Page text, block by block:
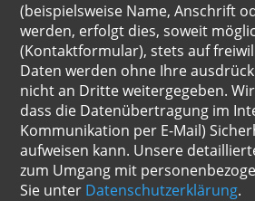
(beispielsweise Name, Anschrift
werden, erfolgt dies, soweit
(Kontaktformular), stets auf
Daten werden ohne Ihre
nicht an Dritte weitergegeben.
dass die Datenübertragung im
Kommunikation per E-Mail)
aufweisen kann. Unsere
zum Umgang mit
Sie unter Datenschutzerklärung.